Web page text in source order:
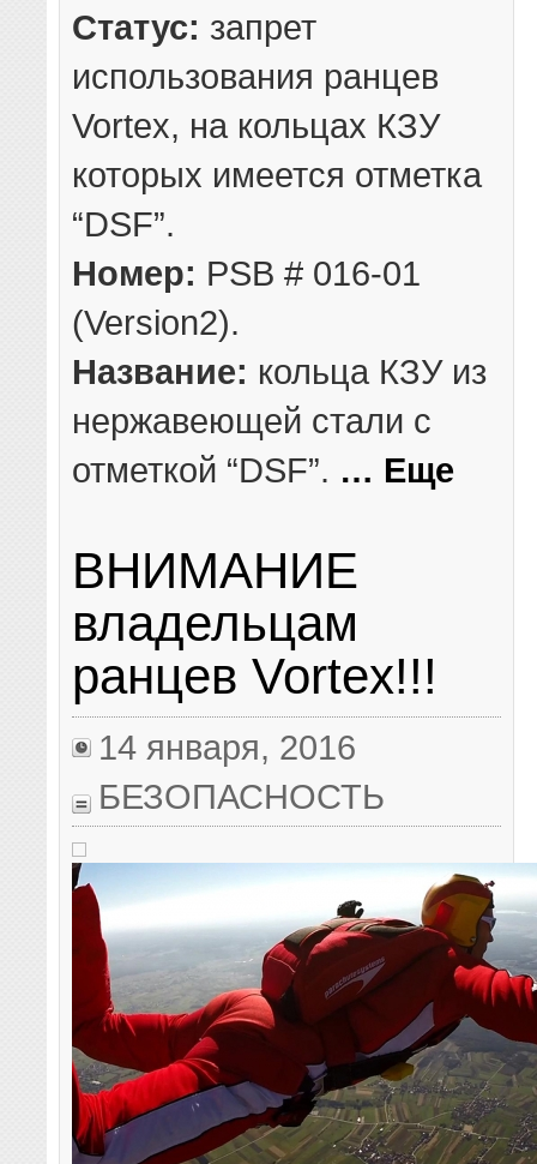
Статус: запрет
использования ранцев
Vortex, на кольцах КЗУ
которых имеется отметка
“DSF”.
Номер: PSB # 016-01
(Version2).
Название: кольца КЗУ из
нержавеющей стали с
отметкой “DSF”. … Еще
ВНИМАНИЕ
владельцам
ранцев Vortex!!!
14 января, 2016
БЕЗОПАСНОСТЬ